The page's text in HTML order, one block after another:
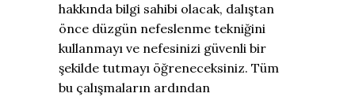
hakkında bilgi sahibi olacak, dalıştan
önce düzgün nefeslenme tekniğini
kullanmayı ve nefesinizi güvenli bir
şekilde tutmayı öğreneceksiniz. Tüm
bu çalışmaların ardından